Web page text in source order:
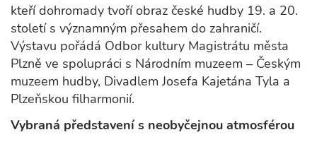
kteří dohromady tvoří obraz české hudby 19. a 20.
století s významným přesahem do zahraničí.
Výstavu pořádá Odbor kultury Magistrátu města
Plzně ve spolupráci s Národním muzeem – Českým
muzeem hudby, Divadlem Josefa Kajetána Tyla a
Plzeňskou filharmonií.
Vybraná představení s neobyčejnou atmosférou